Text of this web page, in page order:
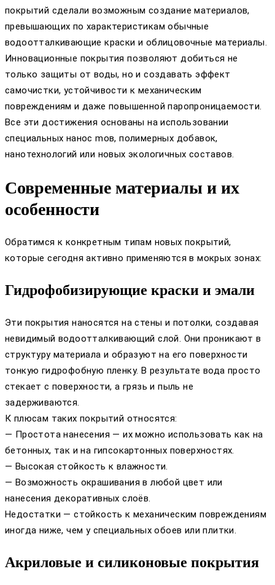
покрытий сделали возможным создание материалов,
превышающих по характеристикам обычные
водоотталкивающие краски и облицовочные материалы.
Инновационные покрытия позволяют добиться не
только защиты от воды, но и создавать эффект
самочистки, устойчивости к механическим
повреждениям и даже повышенной паропроницаемости.
Все эти достижения основаны на использовании
специальных нанос mов, полимерных добавок,
нанотехнологий или новых экологичных составов.
Современные материалы и их
особенности
Обратимся к конкретным типам новых покрытий,
которые сегодня активно применяются в мокрых зонах:
Гидрофобизирующие краски и эмали
Эти покрытия наносятся на стены и потолки, создавая
невидимый водоотталкивающий слой. Они проникают в
структуру материала и образуют на его поверхности
тонкую гидрофобную пленку. В результате вода просто
стекает с поверхности, а грязь и пыль не
задерживаются.
К плюсам таких покрытий относятся:
— Простота нанесения — их можно использовать как на
бетонных, так и на гипсокартонных поверхностях.
— Высокая стойкость к влажности.
— Возможность окрашивания в любой цвет или
нанесения декоративных слоёв.
Недостатки — стойкость к механическим повреждениям
иногда ниже, чем у специальных обоев или плитки.
Акриловые и силиконовые покрытия